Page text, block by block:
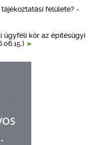
felülete? -
ügyféli kör az építésügyi